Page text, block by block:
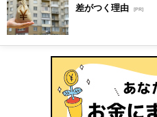
差がつく理由 [PR]